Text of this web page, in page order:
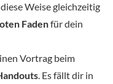
Weise gleichzeitig
Fadenfür dein
Vortrag beim
. Es fällt dir in